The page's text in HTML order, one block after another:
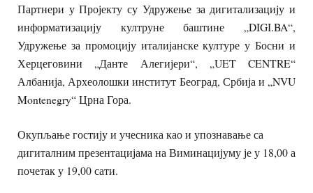
Партнери у Пројекту су Удружење за дигитализацију и
информатизацију култруне баштине „DIGI.BA“,
Удружење за промоцију италијанске културе у Босни и
Херцеговини „Данте Алегијери“, „UET CENTRE“
Албанија, Археолошки институт Београд, Србија и „NVU
Montenegry“ Црна Гора.
Окупљање гостију и учесника као и упознавање са
дигиталним презентацијама на Виминацијуму је у 18,00 а
почетак у 19,00 сати.